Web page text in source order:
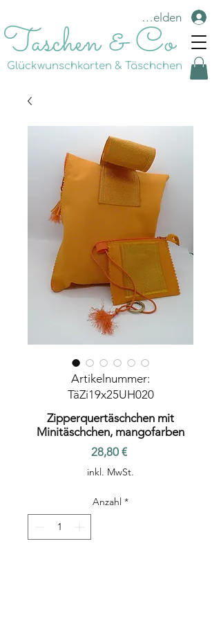
Anmelden
Glückwunschkarten & Täschchen
Taschen & Co
Artikelnummer:
TäZi19x25UH020
Zipperquertäschchen mit
Minitäschchen, mangofarben
28,80 €Preis
inkl. MwSt.
Anzahl *